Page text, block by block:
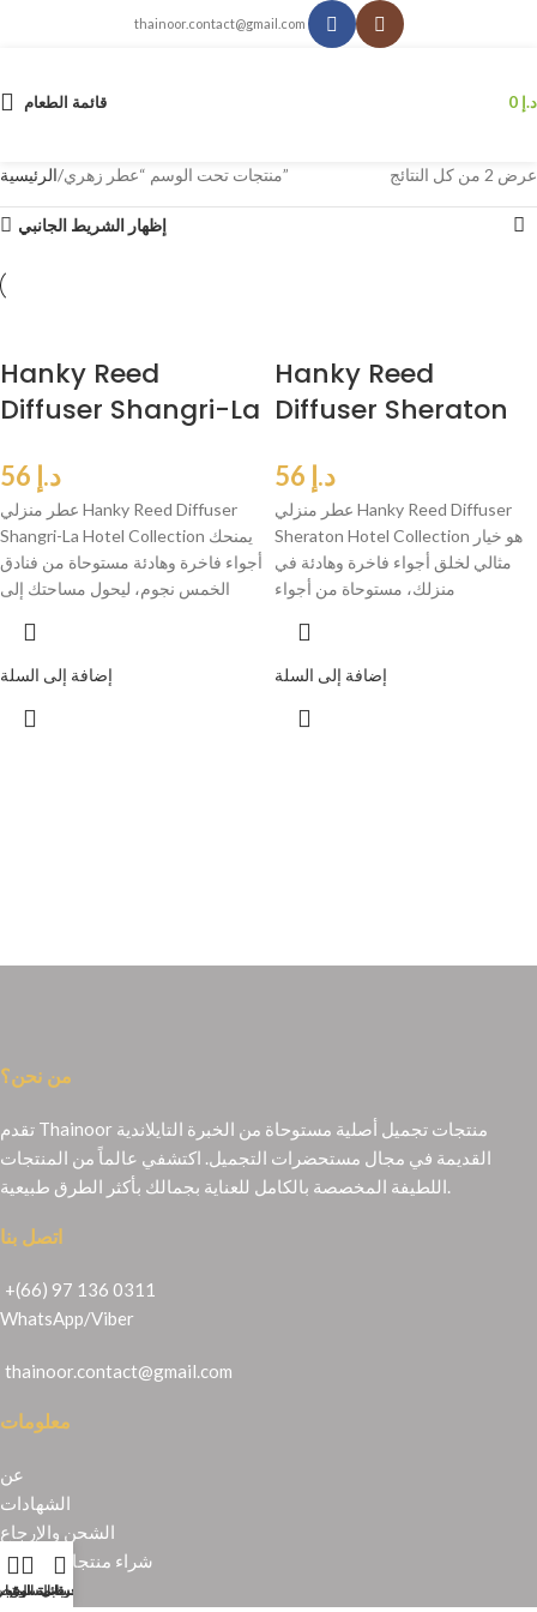
thainoor.contact@gmail.com
قائمة الطعام د.إ
الرئيسية منتجات تحت الوسم “عطر زهري” عرض ⁦2⁩ من كل النتائج
إظهار الشريط الجانبي
Hanky Reed
Diffuser Shangri-La
د.إ
عطر منزلي Hanky Reed Diffuser
Shangri-La Hotel Collection يمنحك
أجواء فاخرة وهادئة مستوحاة من فنادق
الخمس نجوم، ليحول مساحتك إلى
إضافة إلى السلة
Hanky Reed
Diffuser Sheraton
د.إ
عطر منزلي Hanky Reed Diffuser
Sheraton Hotel Collection هو خيار
مثالي لخلق أجواء فاخرة وهادئة في
منزلك، مستوحاة من أجواء
إضافة إلى السلة
من نحن؟
تقدم Thainoor منتجات تجميل أصلية مستوحاة من الخبرة التايلاندية
القديمة في مجال مستحضرات التجميل. اكتشفي عالماً من المنتجات
اللطيفة المخصصة بالكامل للعناية بجمالك بأكثر الطرق طبيعية.
اتصل بنا
+(66) 97 136 0311
WhatsApp/Viber
thainoor.contact@gmail.com
معلومات
عن
الشهادات
الشحن والإرجاع
شراء منتجات تايلندية
قائمة
عربة التسوق
حسابي